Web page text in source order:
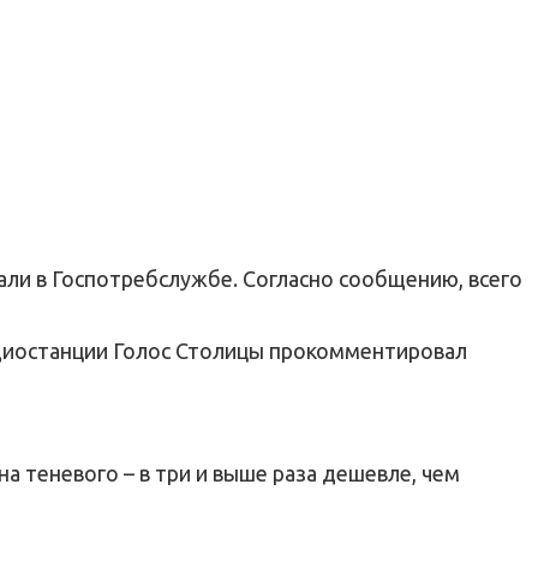
в Госпотребслужбе. Согласно сообщению, всего
Голос Столицы прокомментировал
теневого – в три и выше раза дешевле, чем